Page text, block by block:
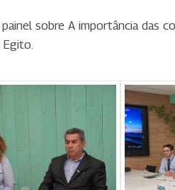
sobre A importância das
Egito.